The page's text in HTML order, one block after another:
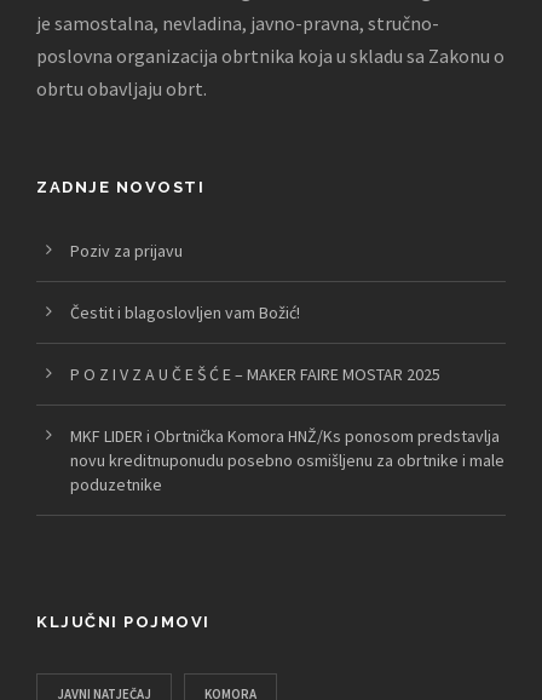
je samostalna, nevladina, javno-pravna, stručno-
poslovna organizacija obrtnika koja u skladu sa Zakonu o
obrtu obavljaju obrt.
ZADNJE NOVOSTI
Poziv za prijavu
Čestit i blagoslovljen vam Božić!
P O Z I V Z A U Č E Š Ć E – MAKER FAIRE MOSTAR 2025
MKF LIDER i Obrtnička Komora HNŽ/Ks ponosom predstavlja
novu kreditnuponudu posebno osmišljenu za obrtnike i male
poduzetnike
KLJUČNI POJMOVI
JAVNI NATJEČAJ KOMORA